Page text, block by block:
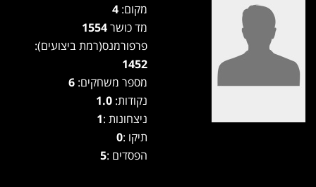
מקום:
מד כושר
פרפורמנס(רמת ביצועים):
1452
מספר משחקים:
נקודות: 1.0
ניצחונות :1
תיקו :0
הפסדים :5